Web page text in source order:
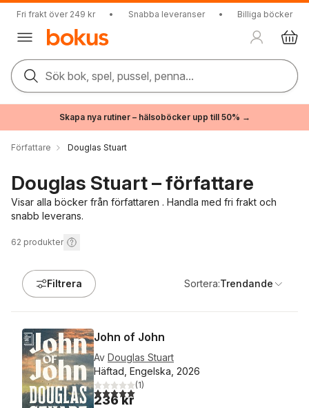
Fri frakt över 249 kr • Snabba leveranser • Billiga böcker
Sök bok, spel, pussel, penna...
Skapa nya rutiner – hälsoböcker upp till 50% →
Författare Douglas Stuart
Douglas Stuart – författare
Visar alla böcker från författaren . Handla med fri frakt och
snabb leverans.
62 produkter
Filtrera Sortera:Trendande
John of John
Av Douglas Stuart
Häftad, Engelska, 2026
5,0utav 5 stjärnor. Totalt antal röster:
(1)
236 kr